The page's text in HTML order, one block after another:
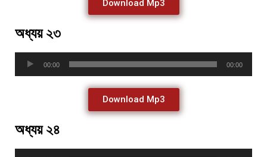
Download Mp3
অধ্যয় ২৩
00:00 00:00
Download Mp3
অধ্যয় ২৪